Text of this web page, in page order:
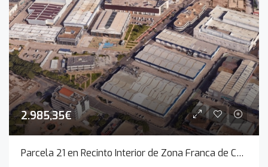
2.985,35€
Parcela 21 en Recinto Interior de Zona Franca de Cádiz